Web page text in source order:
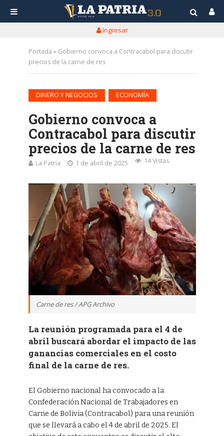
Ingresar
Portada » Gobierno convoca a Contracabol para discutir
precios de la carne de res
DINERO Y NEGOCIOS ECONOMÍA
Gobierno convoca a
Contracabol para discutir
precios de la carne de res
La Patria 1 de abril de 2025 14 Vistas
Carne de res / APG Archivo
La reunión programada para el 4 de
abril buscará abordar el impacto de las
ganancias comerciales en el costo
final de la carne de res.
El Gobierno nacional ha convocado a la
Confederación Nacional de Trabajadores en
Carne de Bolivia (Contracabol) para una reunión
que se llevará a cabo el 4 de abril de 2025. El